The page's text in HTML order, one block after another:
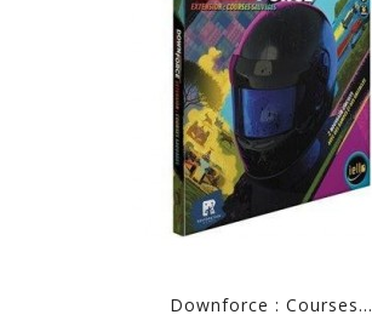
Downforce : Courses...